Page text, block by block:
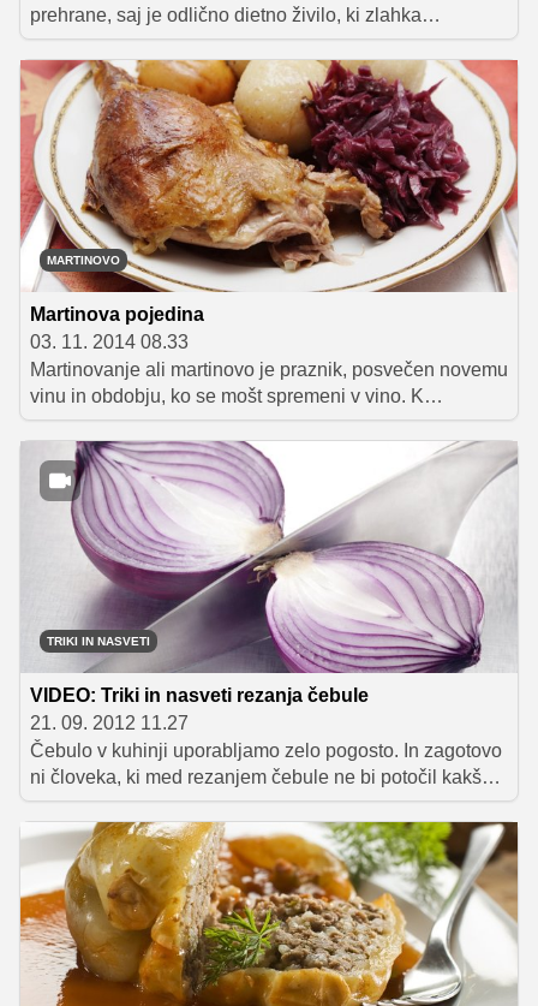
prehrane, saj je odlično dietno živilo, ki zlahka
nadomesti riž in testenine. Hkrati je tudi bogat vir
beljakovin, mineralov in vlaknin. In če ste se spraševali,
kako bi ga vključili v vsakodnevno prehrano, vam v
nadaljevanju ponujamo nekaj koristnih nasvetov in
seveda tudi zelo okusnih receptov.
MARTINOVO
Martinova pojedina
03. 11. 2014 08.33
Martinovanje ali martinovo je praznik, posvečen novemu
vinu in obdobju, ko se mošt spremeni v vino. K
pradavnim izročilom se vračamo, če ga praznujemo tako
kot nekdaj: če je martinovo na delovni dan, praznujemo
dve nedelji – eno prej in eno potem.
TRIKI IN NASVETI
VIDEO: Triki in nasveti rezanja čebule
21. 09. 2012 11.27
Čebulo v kuhinji uporabljamo zelo pogosto. In zagotovo
ni človeka, ki med rezanjem čebule ne bi potočil kakšne
solzice. Zato je dobro, da poznamo nekaj osnov, ki jih
moramo upoštevati pri rezanju in nekaj trikov, s katerimi
lahko preprečimo neprijetno solzenje oči.